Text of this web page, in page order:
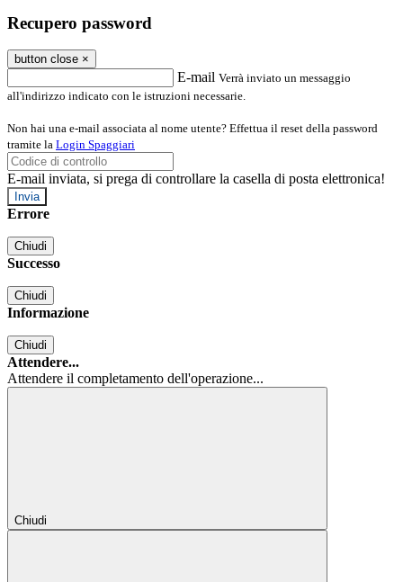
Recupero password
button close ×
E-mail Verrà inviato un messaggio
all'indirizzo indicato con le istruzioni necessarie.
Non hai una e-mail associata al nome utente? Effettua il reset della password
tramite la Login Spaggiari
E-mail inviata, si prega di controllare la casella di posta elettronica!
Errore
Chiudi
Successo
Chiudi
Informazione
Chiudi
Attendere...
Attendere il completamento dell'operazione...
Chiudi